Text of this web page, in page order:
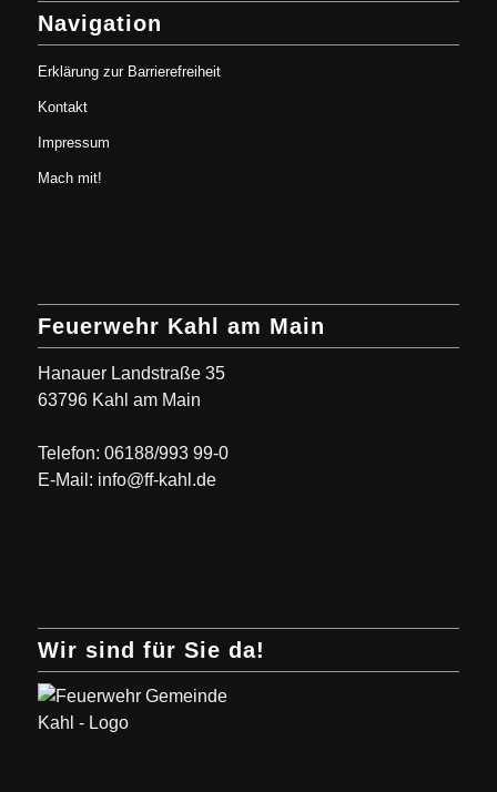
Navigation
Erklärung zur Barrierefreiheit
Kontakt
Impressum
Mach mit!
Feuerwehr Kahl am Main
Hanauer Landstraße 35
63796 Kahl am Main
Telefon: 06188/993 99-0
E-Mail: info@ff-kahl.de
Wir sind für Sie da!